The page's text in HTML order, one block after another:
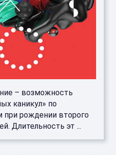
– возможность
каникул» по
при рождении второго
Длительность эт ...